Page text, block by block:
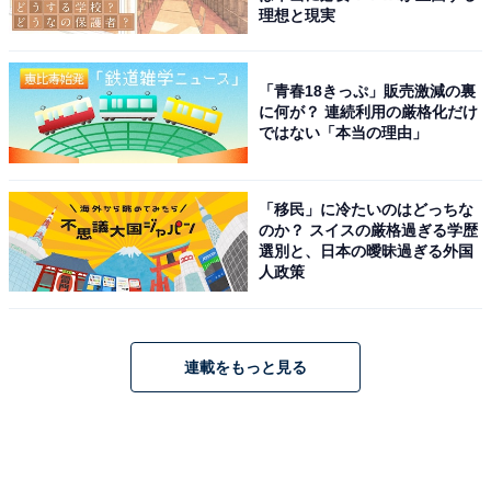
理想と現実
「青春18きっぷ」販売激減の裏
に何が？ 連続利用の厳格化だけ
ではない「本当の理由」
「移民」に冷たいのはどっちな
のか？ スイスの厳格過ぎる学歴
選別と、日本の曖昧過ぎる外国
人政策
連載をもっと見る